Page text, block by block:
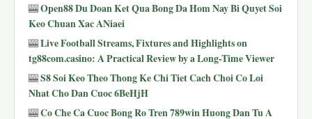
🎰Open88 Du Doan Ket Qua Bong Da Hom Nay Bi Quyet Soi
Keo Chuan Xac ANiaei
🎰Live Football Streams, Fixtures and Highlights on
tg88com.casino: A Practical Review by a Long-Time Viewer
🎰S8 Soi Keo Theo Thong Ke Chi Tiet Cach Choi Co Loi
Nhat Cho Dan Cuoc 6BeHjH
🎰Co Che Ca Cuoc Bong Ro Tren 789win Huong Dan Tu A